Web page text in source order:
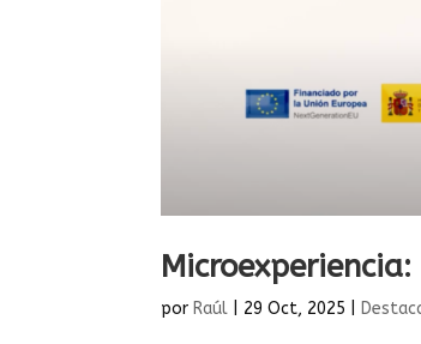
por Raúl 29 Oct, 2025